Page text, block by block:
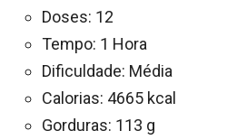
Doses: 12
Tempo: 1 Hora
Dificuldade: Média
Calorias: 4665 kcal
Gorduras: 113 g